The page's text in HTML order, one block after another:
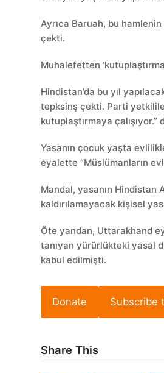
Ayrıca Baruah, bu
çekti.
Muhalefetten
Hindistan’da bu yıl
tepksinş çekti. Parti
kutuplaştırmaya çalışıyor.”
Yasanın çocuk yaşta
eyalette “Müslümanların
Mandal, yasanın Hindistan
kaldırılamayacak kişisel
Öte yandan, Uttarakhand
tanıyan yürürlükteki yasal
kabul edilmişti.
Donate Subscribe
Share This